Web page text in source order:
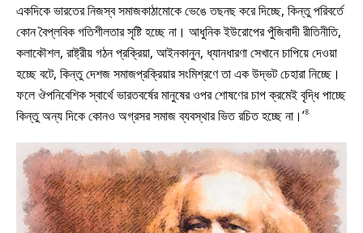
একদিকে ভারতের নিজস্ব সমাজকাঠামোকে ভেঙে তছনছ করে দিচ্ছে, কিন্তু পরিবর্তে
কোন বৈপ্লবিক গতিশীলতার সৃষ্টি হচ্ছে না। আধুনিক ইউরোপের পুঁজিবাদী রীতিনীতি,
কলাকৌশল, রাষ্ট্রীয় গঠন প্রক্রিয়া, আইনকানুন, ধ্যানধারণা সেখানে চাপিয়ে দেওয়া
হচ্ছে বটে, কিন্তু দেশজ সমাজপ্রক্রিয়ার সংমিশ্রণে তা এক উদ্ভট চেহারা নিচ্ছে।
ফলে ঔপনিবেশিক স্বার্থে ভারতবর্ষের মানুষের ওপর শোষণের চাপ ক্রমেই বৃদ্ধি পাচ্ছে
কিন্তু অন্য দিকে কোনও অগ্রসর সমাজ ব্যবস্থার ভিত রচিত হচ্ছে না।’৪